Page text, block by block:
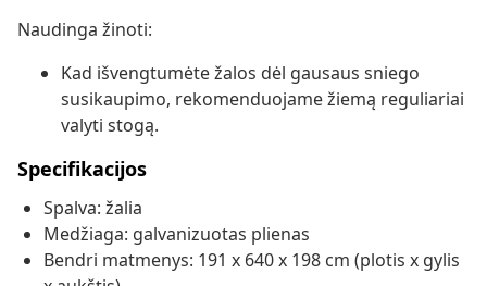
Naudinga žinoti:
Kad išvengtumėte žalos dėl gausaus sniego
susikaupimo, rekomenduojame žiemą reguliariai
valyti stogą.
Specifikacijos
Spalva: žalia
Medžiaga: galvanizuotas plienas
Bendri matmenys: 191 x 640 x 198 cm (plotis x gylis